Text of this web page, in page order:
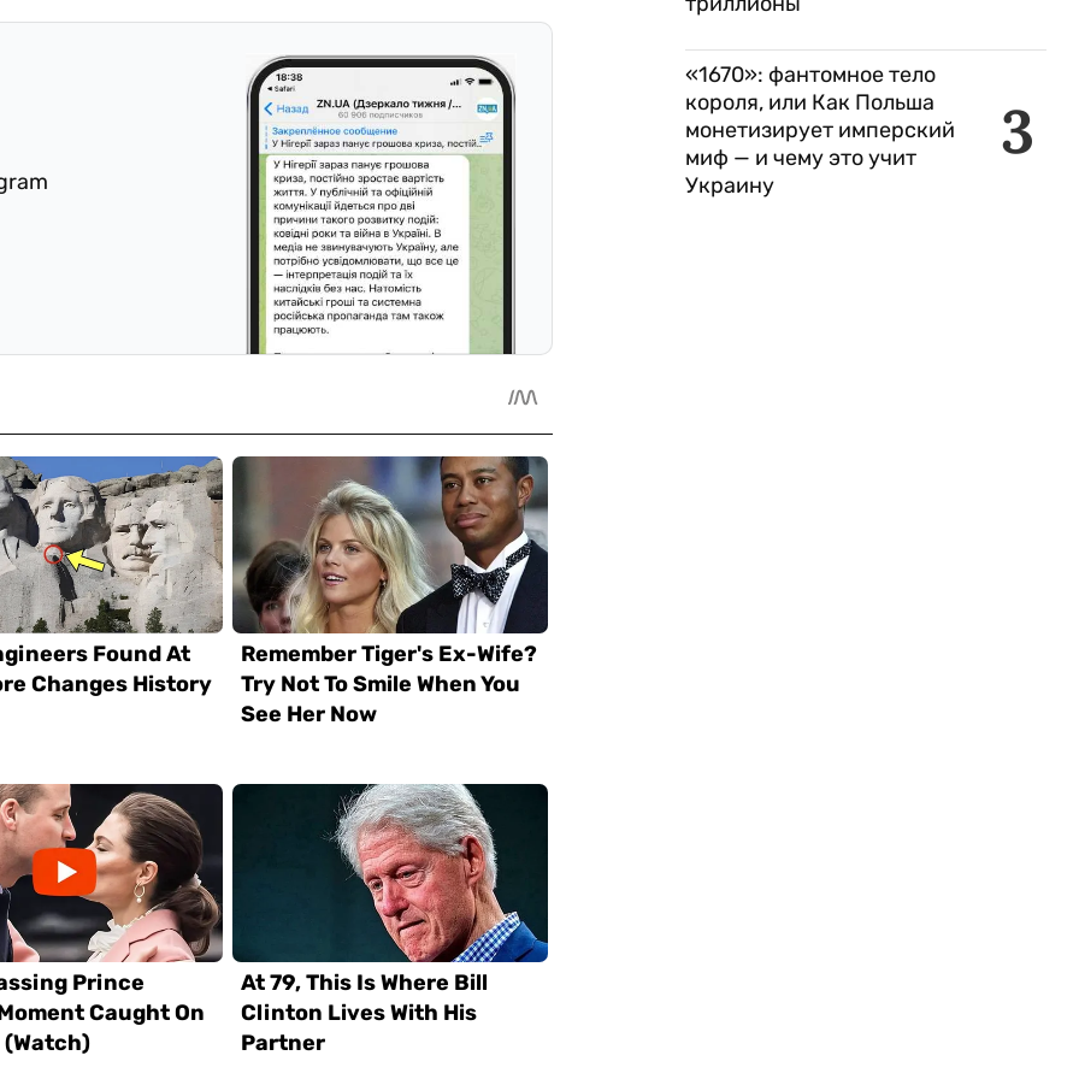
3
«1670»: фантомное тело
короля, или Как Польша
монетизирует имперский
миф — и чему это учит
Украину